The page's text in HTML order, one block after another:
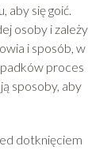
aby się goić.
osoby i zależy
i sposób, w
proces
sposoby, aby
dotknięciem